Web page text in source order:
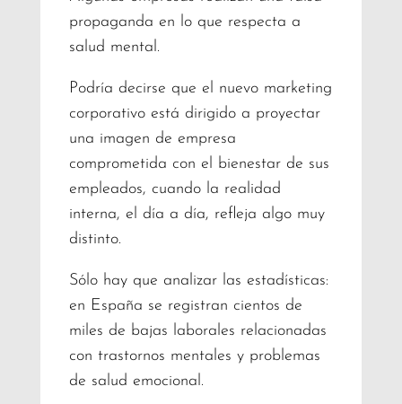
propaganda en lo que respecta a
salud mental.
Podría decirse que el nuevo marketing
corporativo está dirigido a proyectar
una imagen de empresa
comprometida con el bienestar de sus
empleados, cuando la realidad
interna, el día a día, refleja algo muy
distinto.
Sólo hay que analizar las estadísticas:
en España se registran cientos de
miles de bajas laborales relacionadas
con trastornos mentales y problemas
de salud emocional.